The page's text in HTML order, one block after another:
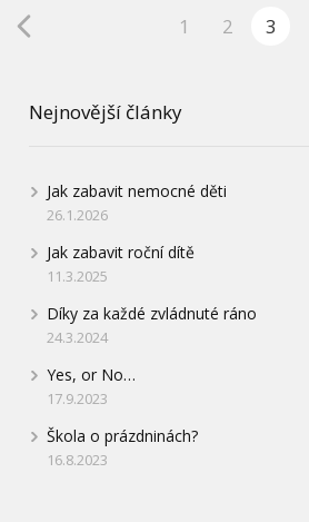
1 2 3
Nejnovější články
Jak zabavit nemocné děti
26.1.2026
Jak zabavit roční dítě
11.3.2025
Díky za každé zvládnuté ráno
24.3.2024
Yes, or No…
17.9.2023
Škola o prázdninách?
16.8.2023